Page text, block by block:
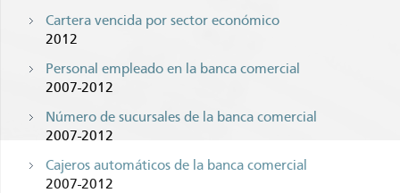
Cartera vencida por sector económico
2012
Personal empleado en la banca comercial
2007-2012
Número de sucursales de la banca comercial
2007-2012
Cajeros automáticos de la banca comercial
2007-2012